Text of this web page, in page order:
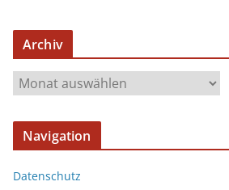
Archiv
Navigation
Datenschutz